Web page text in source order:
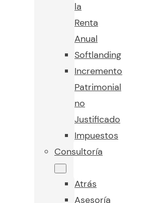
la
Renta
Anual
Softlanding
Incremento
Patrimonial
no
Justificado
Impuestos
Consultoría
Atrás
Asesoría